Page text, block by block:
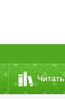
Читать